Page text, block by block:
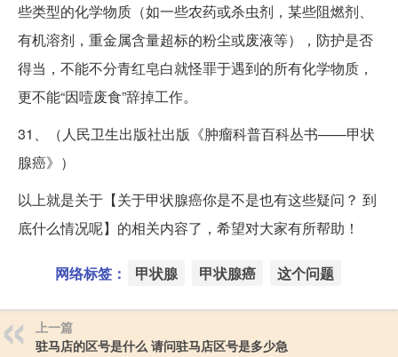
些类型的化学物质（如一些农药或杀虫剂，某些阻燃剂、
有机溶剂，重金属含量超标的粉尘或废液等），防护是否
得当，不能不分青红皂白就怪罪于遇到的所有化学物质，
更不能“因噎废食”辞掉工作。
31、（人民卫生出版社出版《肿瘤科普百科丛书——甲状
腺癌》）
以上就是关于【关于甲状腺癌你是不是也有这些疑问？ 到
底什么情况呢】的相关内容了，希望对大家有所帮助！
网络标签： 甲状腺 甲状腺癌 这个问题
上一篇
驻马店的区号是什么 请问驻马店区号是多少急